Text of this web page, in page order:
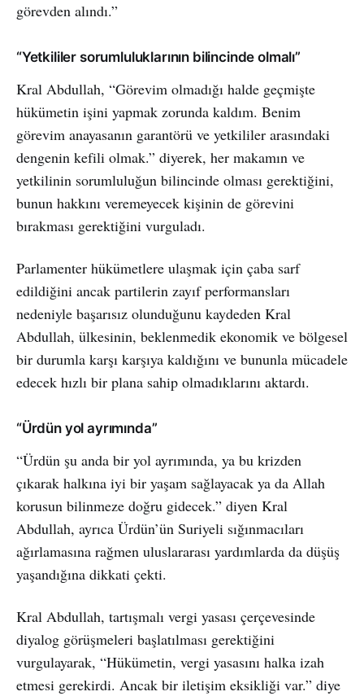
görevden alındı.”
“Yetkililer sorumluluklarının bilincinde olmalı”
Kral Abdullah, “Görevim olmadığı halde geçmişte
hükümetin işini yapmak zorunda kaldım. Benim
görevim anayasanın garantörü ve yetkililer arasındaki
dengenin kefili olmak.” diyerek, her makamın ve
yetkilinin sorumluluğun bilincinde olması gerektiğini,
bunun hakkını veremeyecek kişinin de görevini
bırakması gerektiğini vurguladı.
Parlamenter hükümetlere ulaşmak için çaba sarf
edildiğini ancak partilerin zayıf performansları
nedeniyle başarısız olunduğunu kaydeden Kral
Abdullah, ülkesinin, beklenmedik ekonomik ve bölgesel
bir durumla karşı karşıya kaldığını ve bununla mücadele
edecek hızlı bir plana sahip olmadıklarını aktardı.
“Ürdün yol ayrımında”
“Ürdün şu anda bir yol ayrımında, ya bu krizden
çıkarak halkına iyi bir yaşam sağlayacak ya da Allah
korusun bilinmeze doğru gidecek.” diyen Kral
Abdullah, ayrıca Ürdün’ün Suriyeli sığınmacıları
ağırlamasına rağmen uluslararası yardımlarda da düşüş
yaşandığına dikkati çekti.
Kral Abdullah, tartışmalı vergi yasası çerçevesinde
diyalog görüşmeleri başlatılması gerektiğini
vurgulayarak, “Hükümetin, vergi yasasını halka izah
etmesi gerekirdi. Ancak bir iletişim eksikliği var.” diye